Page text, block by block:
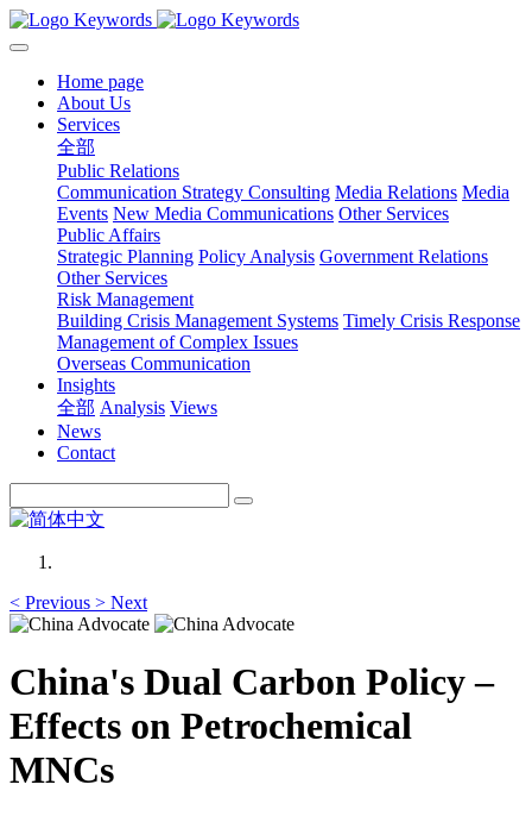
Home page
About Us
Services
全部
Public Relations
Communication Strategy Consulting Media Relations Media
Events New Media Communications Other Services
Public Affairs
Strategic Planning Policy Analysis Government Relations
Other Services
Risk Management
Building Crisis Management Systems Timely Crisis Response
Management of Complex Issues
Overseas Communication
Insights
全部 Analysis Views
News
Contact
< Previous > Next
China's Dual Carbon Policy –
Effects on Petrochemical
MNCs